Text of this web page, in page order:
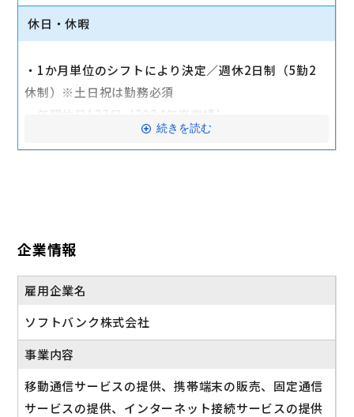
なる）
・制服貸与
等）
交通費全額支給
休日・休暇
・1か月単位のシフトにより決定／週休2日制（5勤2
休制）※土日祝は勤務必須
・年間休日123日（2024年度実績）
・有給休暇：6か月勤務後11日付与
続きを読む
企業情報
雇用企業名
ソフトバンク株式会社
事業内容
移動通信サービスの提供、携帯端末の販売、固定通信
サービスの提供、インターネット接続サービスの提供